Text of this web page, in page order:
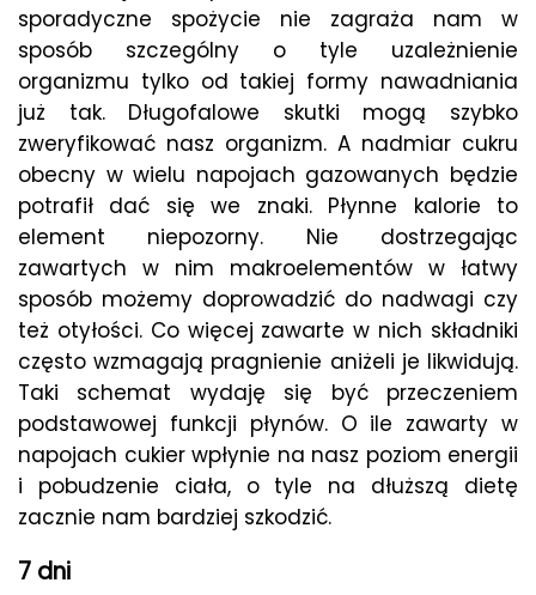
sporadyczne spożycie nie zagraża nam w
sposób szczególny o tyle uzależnienie
organizmu tylko od takiej formy nawadniania
już tak. Długofalowe skutki mogą szybko
zweryfikować nasz organizm. A nadmiar cukru
obecny w wielu napojach gazowanych będzie
potrafił dać się we znaki. Płynne kalorie to
element niepozorny. Nie dostrzegając
zawartych w nim makroelementów w łatwy
sposób możemy doprowadzić do nadwagi czy
też otyłości. Co więcej zawarte w nich składniki
często wzmagają pragnienie aniżeli je likwidują.
Taki schemat wydaję się być przeczeniem
podstawowej funkcji płynów. O ile zawarty w
napojach cukier wpłynie na nasz poziom energii
i pobudzenie ciała, o tyle na dłuższą dietę
zacznie nam bardziej szkodzić.
7 dni